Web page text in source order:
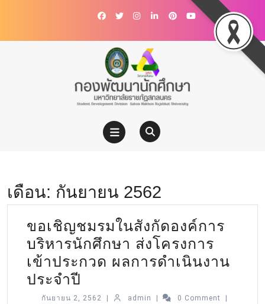
เดือน: กันยายน 2562
ขอเชิญชมรมในสังกัดองค์การ
บริหารนักศึกษา ส่งโครงการ
เข้าประกวด ผลการดำเนินงาน
ประจำปี
กันยายน 2, 2562 admin 0 Comment